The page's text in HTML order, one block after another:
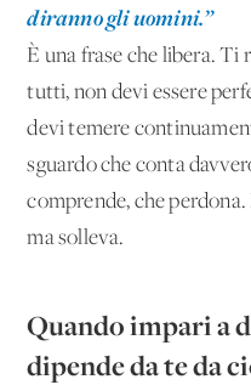
diranno gli uomini.”
È una frase che libera. Ti
tutti, non devi essere
devi temere
sguardo che conta
comprende, che perdona.
ma solleva.
Quando impari a
dipende da te da